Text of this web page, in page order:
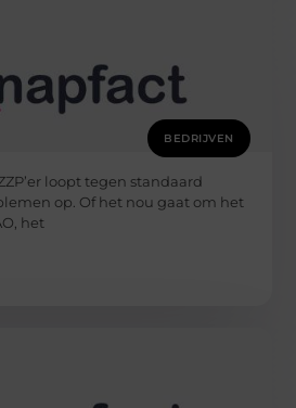
BEDRIJVEN
loopt tegen standaard
op. Of het nou gaat om het
het